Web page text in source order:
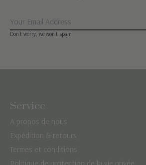
Don’t worry, we won’t spam
Service
A propos de nous
Expédition & retours
Termes et conditions